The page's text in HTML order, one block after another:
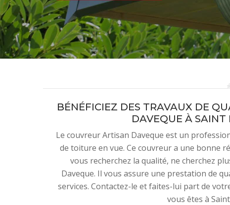
BÉNÉFICIEZ DES TRAVAUX DE
DAVEQUE À
Le couvreur Artisan Daveque est un
de toiture en vue. Ce couvreur a une bonne
vous recherchez la qualité, ne cherchez
Daveque. Il vous assure une prestation de
services. Contactez-le et faites-lui part de
vous êtes à